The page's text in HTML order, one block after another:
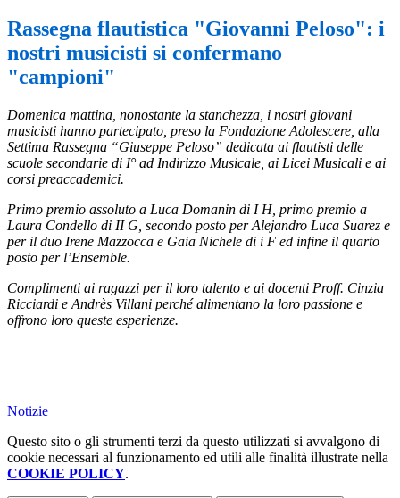
Rassegna flautistica "Giovanni Peloso": i
nostri musicisti si confermano
"campioni"
Domenica mattina, nonostante la stanchezza, i nostri giovani
musicisti hanno partecipato, preso la Fondazione Adolescere, alla
Settima Rassegna “Giuseppe Peloso” dedicata ai flautisti delle
scuole secondarie di I° ad Indirizzo Musicale, ai Licei Musicali e ai
corsi preaccademici.
Primo premio assoluto a Luca Domanin di I H, primo premio a
Laura Condello di II G, secondo posto per Alejandro Luca Suarez e
per il duo Irene Mazzocca e Gaia Nichele di i F ed infine il quarto
posto per l’Ensemble.
Complimenti ai ragazzi per il loro talento e ai docenti Proff. Cinzia
Ricciardi e Andrès Villani perché alimentano la loro passione e
offrono loro queste esperienze.
Notizie
Questo sito o gli strumenti terzi da questo utilizzati si avvalgono di
cookie necessari al funzionamento ed utili alle finalità illustrate nella
COOKIE POLICY.